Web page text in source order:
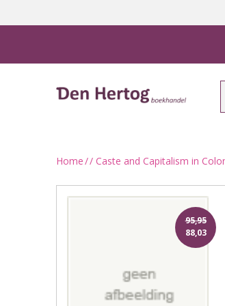
Home// Caste and Capitalism in
95,95
88,03